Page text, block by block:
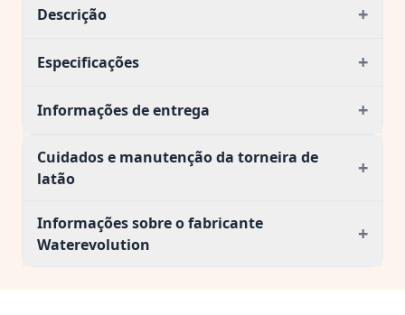
Descrição +
Especificações +
Informações de entrega +
Cuidados e manutenção da torneira de
latão
+
Informações sobre o fabricante
Waterevolution
+